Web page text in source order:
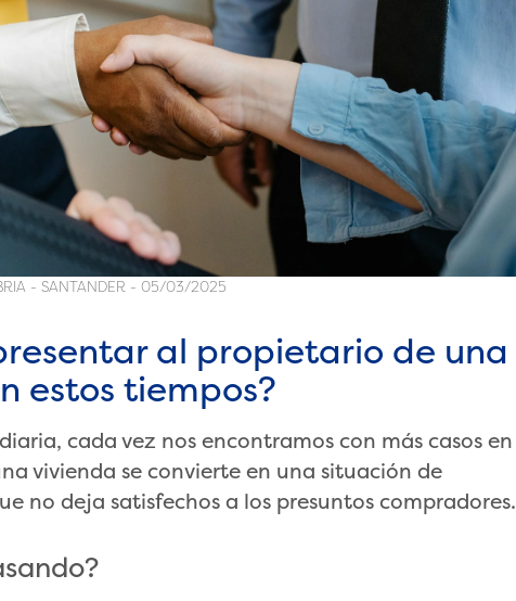
- SANTANDER - 05/03/2025
al propietario de una
estos tiempos?
cada vez nos encontramos con más casos en
vivienda se convierte en una situación de
no deja satisfechos a los presuntos compradores.